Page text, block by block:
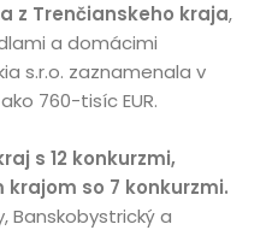
z Trenčianskeho kraja,
a domácimi
s.r.o. zaznamenala v
760-tisíc EUR.
s 12 konkurzmi,
so 7 konkurzmi.
Banskobystrický a